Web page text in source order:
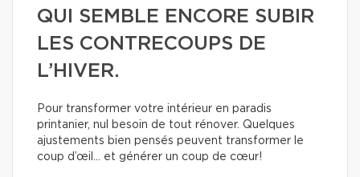
QUI SEMBLE ENCORE SUBIR
LES CONTRECOUPS DE
L’HIVER.
Pour transformer votre intérieur en paradis
printanier, nul besoin de tout rénover. Quelques
ajustements bien pensés peuvent transformer le
coup d’œil… et générer un coup de cœur!